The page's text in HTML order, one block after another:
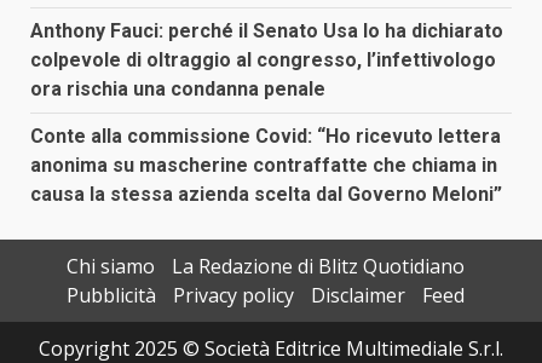
Anthony Fauci: perché il Senato Usa lo ha dichiarato
colpevole di oltraggio al congresso, l’infettivologo
ora rischia una condanna penale
Conte alla commissione Covid: “Ho ricevuto lettera
anonima su mascherine contraffatte che chiama in
causa la stessa azienda scelta dal Governo Meloni”
Chi siamo
La Redazione di Blitz Quotidiano
Pubblicità
Privacy policy Disclaimer
Feed
Copyright 2025 © Società Editrice Multimediale S.r.l.